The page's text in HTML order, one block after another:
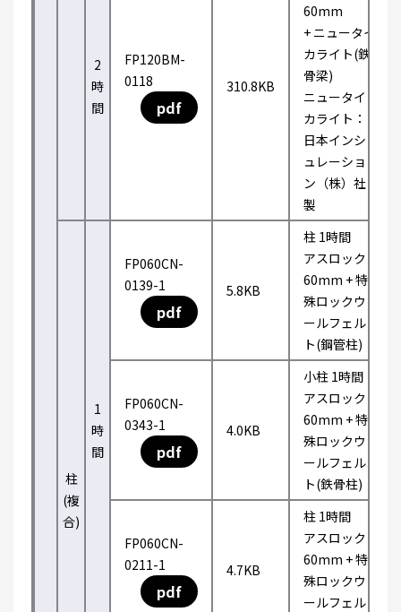
2
時
間
FP120BM-
0118
pdf
310.8KB
60mm
+ ニュータイ
カライト(鉄
骨梁)
ニュータイ
カライト：
日本インシ
ュレーショ
ン（株）社
製
柱
(複
合)
1
時
間
FP060CN-
0139-1
pdf
5.8KB
柱 1時間
アスロック
60mm + 特
殊ロックウ
ールフェル
ト(鋼管柱)
FP060CN-
0343-1
pdf
4.0KB
小柱 1時間
アスロック
60mm + 特
殊ロックウ
ールフェル
ト(鉄骨柱)
FP060CN-
0211-1
pdf
4.7KB
柱 1時間
アスロック
60mm + 特
殊ロックウ
ールフェル